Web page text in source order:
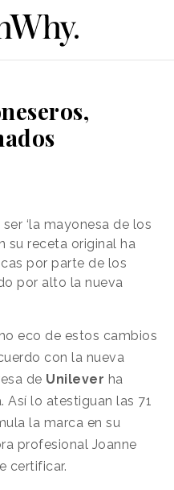
‘la mayonesa de los
su receta original ha
por parte de los
por alto la nueva
eco de estos cambios
con la nueva
de Unilever ha
lo atestiguan las 71
la marca en su
profesional Joanne
certificar.